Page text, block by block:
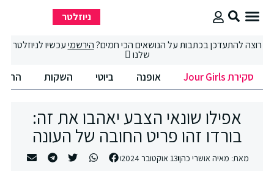
ניוזלטר
רוצה להתעדכן בכתבות על הנושאים הכי חמים?הירשמיעכשיו לניוזלטר
שלנו
סקירת Jour Girls אופנה ביוטי השקות
אפילו שונאי הצבע יאהבו את זה:
בורדו זהו פריט החובה של העונה
מאת: מאיה אושרי כהן13 אוקטובר 2024